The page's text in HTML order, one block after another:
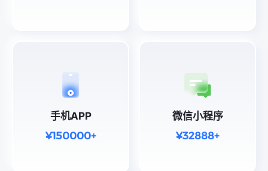
手机APP
¥150000+
微信小程序
¥32888+